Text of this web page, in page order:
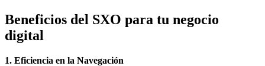
Beneficios del SXO para tu negocio
digital
1. Eficiencia en la Navegación